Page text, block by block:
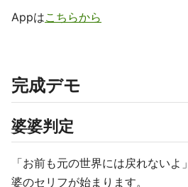
Appはこちらから
完成デモ
婆婆判定
「お前も元の世界には戻れない
婆のセリフが始まります。